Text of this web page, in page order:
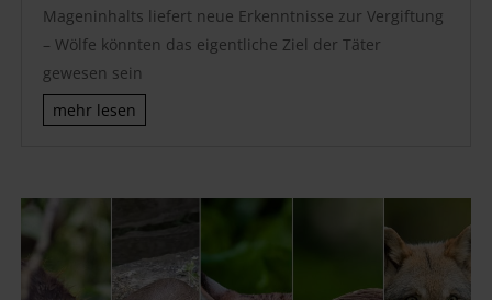
Mageninhalts liefert neue Erkenntnisse zur Vergiftung
– Wölfe könnten das eigentliche Ziel der Täter
gewesen sein
mehr lesen